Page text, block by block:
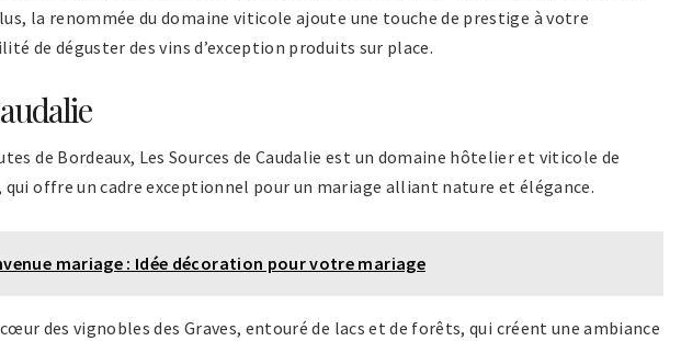
la renommée du domaine viticole ajoute une touche de prestige à votre
de déguster des vins d’exception produits sur place.
de Bordeaux, Les Sources de Caudalie est un domaine hôtelier et viticole de
offre un cadre exceptionnel pour un mariage alliant nature et élégance.
mariage : Idée décoration pour votre mariage
des vignobles des Graves, entouré de lacs et de forêts, qui créent une ambiance